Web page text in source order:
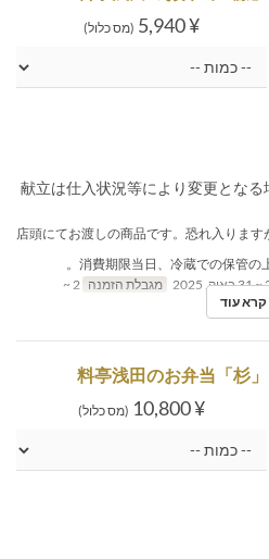
¥ 5,940 (מס כלול)
※献立は仕入状況等により変更とな
店頭にてお渡しの商品です。恐れ入りま
消費期限当日、冷蔵での保管の
מגבלת הזמנה 2 ~
קרא עוד
¥ 10,800 (מס כלול)